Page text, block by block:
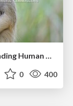
0 400